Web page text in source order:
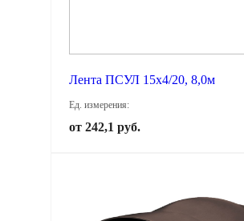
Лента ПСУЛ 15х4/20, 8,0м
Ед. измерения:
от 242,1 руб.